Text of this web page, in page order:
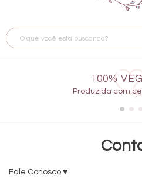
100%
Produzida com
Fale Conosco ♥